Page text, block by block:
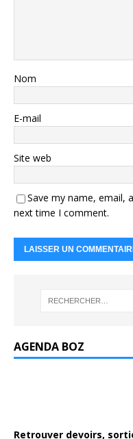
Nom
E-mail
Site web
Save my name, email,
next time I comment.
AGENDA BOZ
Retrouver devoirs,